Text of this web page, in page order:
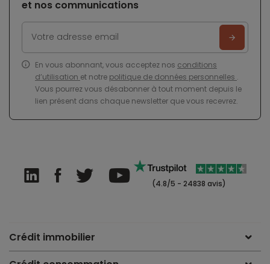
et nos communications
En vous abonnant, vous acceptez nos conditions
d’utilisation et notre politique de données personnelles .
Vous pourrez vous désabonner à tout moment depuis le
lien présent dans chaque newsletter que vous recevrez.
(4.8/5 - 24838 avis)
Crédit immobilier